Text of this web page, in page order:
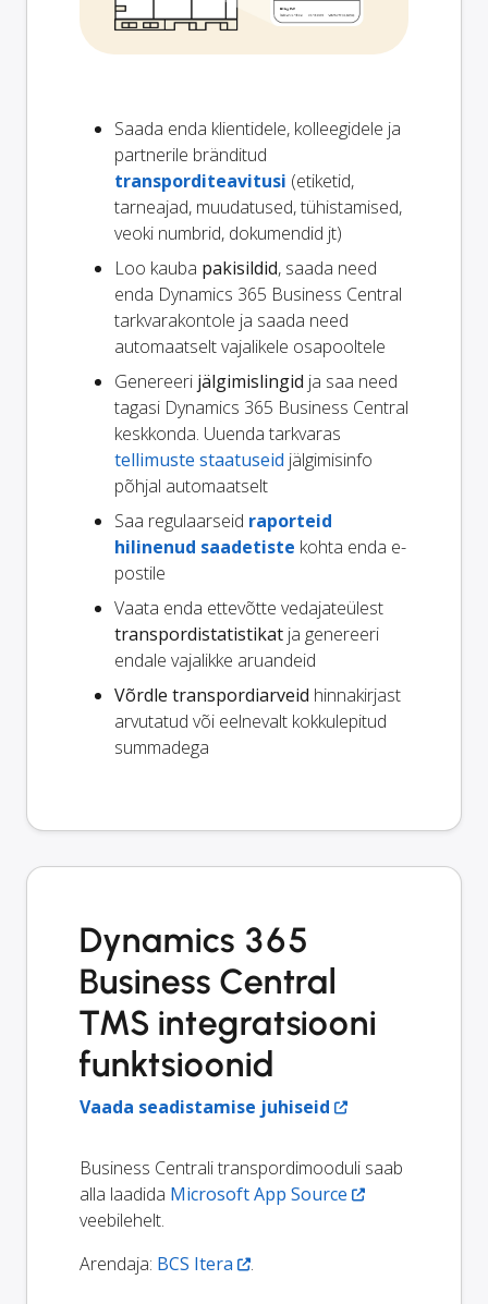
Saada enda klientidele, kolleegidele ja
partnerile bränditud
transporditeavitusi (etiketid,
tarneajad, muudatused, tühistamised,
veoki numbrid, dokumendid jt)
Loo kauba pakisildid, saada need
enda Dynamics 365 Business Central
tarkvarakontole ja saada need
automaatselt vajalikele osapooltele
Genereeri jälgimislingid ja saa need
tagasi Dynamics 365 Business Central
keskkonda. Uuenda tarkvaras
tellimuste staatuseid jälgimisinfo
põhjal automaatselt
Saa regulaarseid raporteid
hilinenud saadetiste kohta enda e-
postile
Vaata enda ettevõtte vedajateülest
transpordistatistikat ja genereeri
endale vajalikke aruandeid
Võrdle transpordiarveid hinnakirjast
arvutatud või eelnevalt kokkulepitud
summadega
Dynamics 365
Business Central
TMS integratsiooni
funktsioonid
Vaada seadistamise juhiseid
Business Centrali transpordimooduli saab
alla laadida Microsoft App Source
veebilehelt.
Arendaja: BCS Itera .